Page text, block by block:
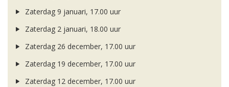
Zaterdag 9 januari, 17.00 uur
Zaterdag 2 januari, 18.00 uur
Zaterdag 26 december, 17.00 uur
Zaterdag 19 december, 17.00 uur
Zaterdag 12 december, 17.00 uur